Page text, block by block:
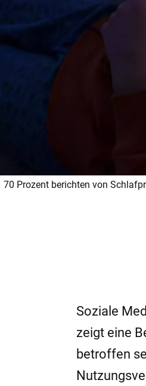
70 Prozent berichten von
Soziale
zeigt eine
betroffen